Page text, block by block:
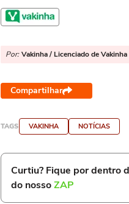
Por: Vakinha / Licenciado de Vakinha
Compartilhar
TAGS VAKINHA NOTÍCIAS
Curtiu? Fique por dentro
do nossoZAP